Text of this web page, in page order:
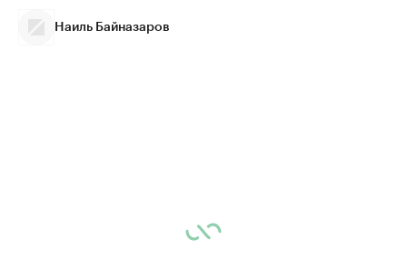
Наиль Байназаров